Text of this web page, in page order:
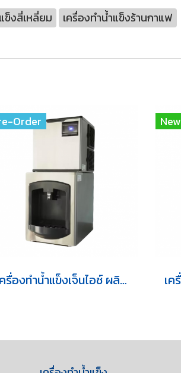
ข็งสี่เหลี่ยม เครื่องทำน้ำแข็งร้านกาแฟ
Order
เครื่องทำน้ำแข็งเจ็นไอซ์ ผลิตน้ำแข็งสี่เหลี่ยม รุ่น GI-150DC
New